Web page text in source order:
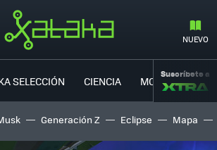
NUEVO
SELECCIÓN CIENCIA MOVILIDAD
Suscríbete a
Generación Z Eclipse Mapa